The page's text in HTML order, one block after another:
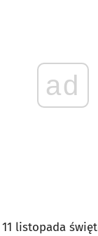
ad
listopada